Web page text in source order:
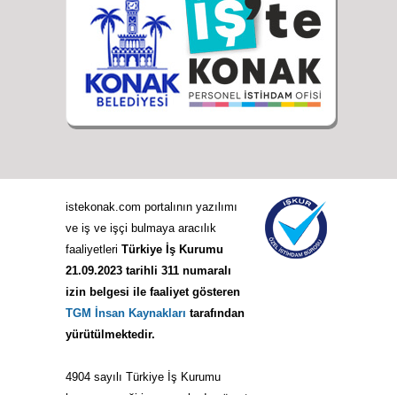
istekonak.com portalının yazılımı
ve iş ve işçi bulmaya aracılık
faaliyetleri Türkiye İş Kurumu
21.09.2023 tarihli 311 numaralı
izin belgesi ile faaliyet gösteren
TGM İnsan Kaynakları tarafından
yürütülmektedir.
4904 sayılı Türkiye İş Kurumu